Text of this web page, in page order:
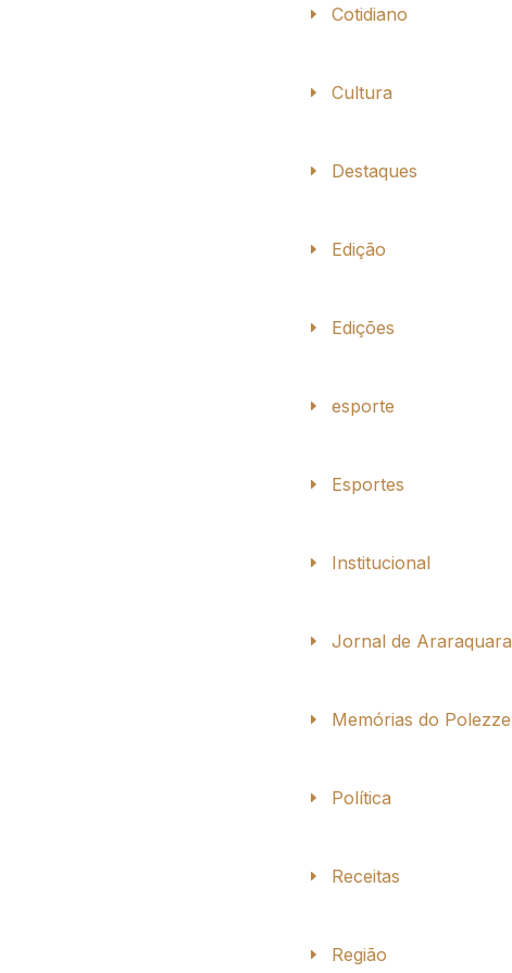
Cotidiano
Cultura
Destaques
Edição
Edições
esporte
Esportes
Institucional
Jornal de Araraquara
Memórias do Polezze
Política
Receitas
Região